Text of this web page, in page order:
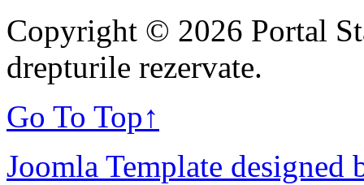
Copyright © 2026 Portal
drepturile rezervate.
Go To Top↑
Joomla Template designed